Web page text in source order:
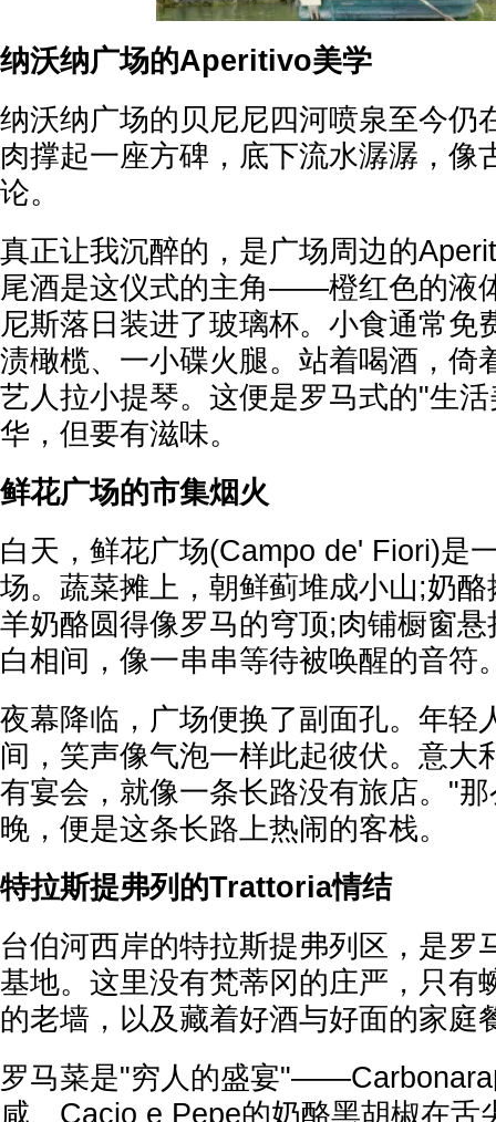
纳沃纳广场的Aperitivo美学
纳沃纳广场的贝尼尼四河喷泉至今仍
肉撑起一座方碑，底下流水潺潺，像
论。
真正让我沉醉的，是广场周边的
尾酒是这仪式的主角——橙红色的液
尼斯落日装进了玻璃杯。小食通常免
渍橄榄、一小碟火腿。站着喝酒，倚
艺人拉小提琴。这便是罗马式的"生
华，但要有滋味。
鲜花广场的市集烟火
白天，鲜花广场(Campo de' Fiori)是
场。蔬菜摊上，朝鲜蓟堆成小山;奶
羊奶酪圆得像罗马的穹顶;肉铺橱窗
白相间，像一串串等待被唤醒的音符
夜幕降临，广场便换了副面孔。年轻
间，笑声像气泡一样此起彼伏。意大
有宴会，就像一条长路没有旅店。"
晚，便是这条长路上热闹的客栈。
特拉斯提弗列的Trattoria情结
台伯河西岸的特拉斯提弗列区，是罗
基地。这里没有梵蒂冈的庄严，只有
的老墙，以及藏着好酒与好面的家庭
罗马菜是"穷人的盛宴"——Carbonara
咸、Cacio e Pepe的奶酪黑胡椒在舌